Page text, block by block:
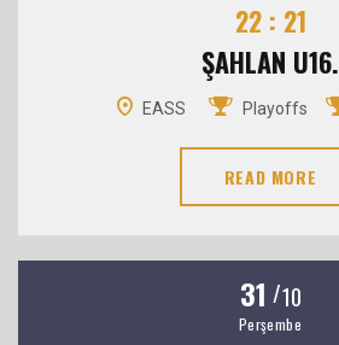
22 : 21
ŞAHLAN U16.
EASS Playoffs
READ MORE
31 /10
Perşembe